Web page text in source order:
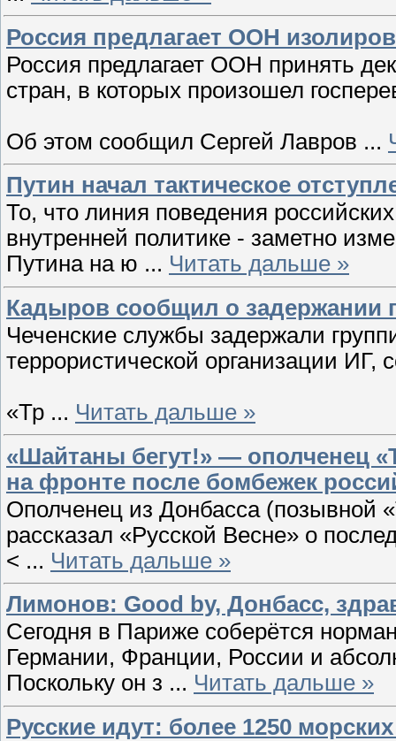
Россия предлагает ООН
Россия предлагает ООН принять
стран, в которых произошел
Об этом сообщил Сергей Лавров ...
Путин начал тактическое
То, что линия поведения
внутренней политике - заметно
Путина на ю ... Читать дальше »
Кадыров сообщил о задержании
Чеченские службы задержали
террористической организации
«Тр ... Читать дальше »
«Шайтаны бегут!» — ополченец
на фронте после бомбежек
Ополченец из Донбасса (позывной
рассказал «Русской Весне» о
< ... Читать дальше »
Лимонов: Good by, Донбасс,
Сегодня в Париже соберётся
Германии, Франции, России и
Поскольку он з ... Читать дальше »
Русские идут: более 1250